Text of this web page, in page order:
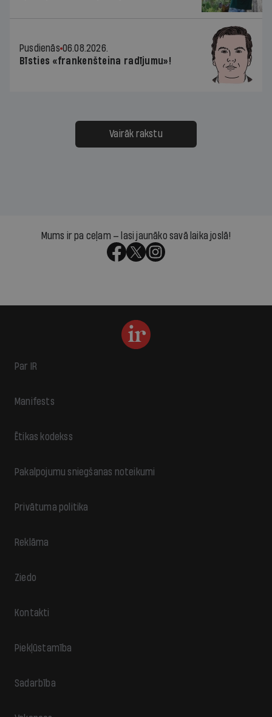
Pusdienās 06.08.2026.
Bīsties «frankenšteina radījumu»!
Vairāk rakstu
Mums ir pa ceļam — lasi jaunāko savā laika joslā!
Par IR
Manifests
Ētikas kodekss
Pakalpojumu sniegšanas noteikumi
Privātuma politika
Reklāma
Ziedo
Kontakti
Piekļūstamība
Sadarbība